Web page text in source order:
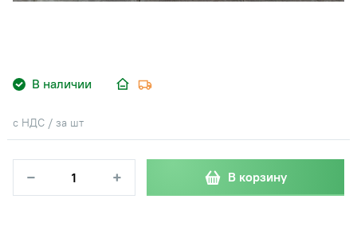
В наличии
с НДС / за шт
− + В корзину